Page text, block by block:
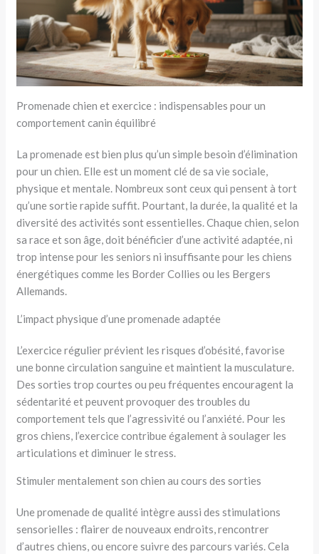
Promenade chien et exercice : indispensables pour un
comportement canin équilibré
La promenade est bien plus qu’un simple besoin d’élimination
pour un chien. Elle est un moment clé de sa vie sociale,
physique et mentale. Nombreux sont ceux qui pensent à tort
qu’une sortie rapide suffit. Pourtant, la durée, la qualité et la
diversité des activités sont essentielles. Chaque chien, selon
sa race et son âge, doit bénéficier d’une activité adaptée, ni
trop intense pour les seniors ni insuffisante pour les chiens
énergétiques comme les Border Collies ou les Bergers
Allemands.
L’impact physique d’une promenade adaptée
L’exercice régulier prévient les risques d’obésité, favorise
une bonne circulation sanguine et maintient la musculature.
Des sorties trop courtes ou peu fréquentes encouragent la
sédentarité et peuvent provoquer des troubles du
comportement tels que l’agressivité ou l’anxiété. Pour les
gros chiens, l’exercice contribue également à soulager les
articulations et diminuer le stress.
Stimuler mentalement son chien au cours des sorties
Une promenade de qualité intègre aussi des stimulations
sensorielles : flairer de nouveaux endroits, rencontrer
d’autres chiens, ou encore suivre des parcours variés. Cela